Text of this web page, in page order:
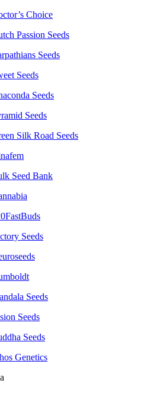
Choice
Passion Seeds
Seeds
Seeds
Seeds
Seeds
Silk Road Seeds
Seed Bank
Seeds
Seeds
Seeds
Seeds
Genetics